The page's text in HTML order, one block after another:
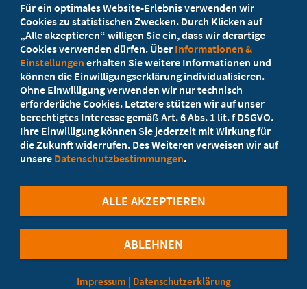
Ihr Landesverband berät Sie!
Ansprechpartner
Werden Sie jetzt Mitglied
5 Vorteile einer MB-Mitgliedschaft
©Marburger Bund
Cookie-Einstellungen Datenschutzerklärung
Für ein optimales Website-Erlebnis verwenden wir
Cookies zu statistischen Zwecken. Durch Klicken auf
„Alle akzeptieren“ willigen Sie ein, dass wir derartige
Cookies verwenden dürfen. Über Informationen &
Einstellungen erhalten Sie weitere Informationen und
können die Einwilligungserklärung individualisieren.
Ohne Einwilligung verwenden wir nur technisch
erforderliche Cookies. Letztere stützen wir auf unser
berechtigtes Interesse gemäß Art. 6 Abs. 1 lit. f DSGVO.
Ihre Einwilligung können Sie jederzeit mit Wirkung für
die Zukunft widerrufen. Des Weiteren verweisen wir auf
unsere Datenschutzbestimmungen.
ABLEHNEN
ALLE AKZEPTIEREN
Impressum | Datenschutzerklärung